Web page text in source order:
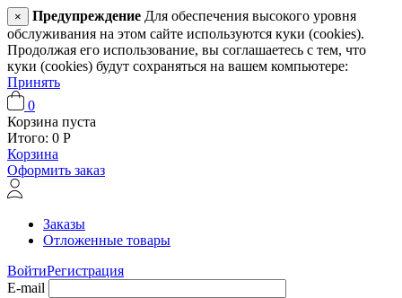
× Предупреждение Для обеспечения высокого уровня
обслуживания на этом сайте используются куки (cookies).
Продолжая его использование, вы соглашаетесь с тем, что
куки (cookies) будут сохраняться на вашем компьютере:
Принять
0
Корзина пуста
Итого: 0 Р
Корзина
Оформить заказ
Заказы
Отложенные товары
ВойтиРегистрация
E-mail